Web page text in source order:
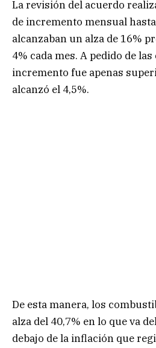
La revisión del acuerdo
de incremento mensual
alcanzaban un alza de 16%
4% cada mes. A pedido de
incremento fue apenas
alcanzó el 4,5%.
De esta manera, los
alza del 40,7% en lo que va
debajo de la inflación que